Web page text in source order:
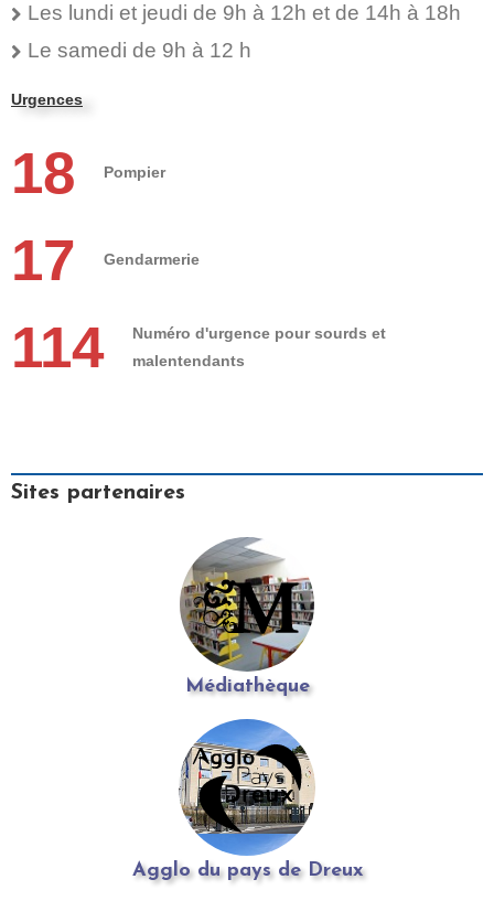
Les lundi et jeudi de 9h à 12h et de 14h à 18h
Le samedi de 9h à 12 h
Urgences
18 Pompier
17 Gendarmerie
114
Numéro d'urgence pour sourds et
malentendants
Sites partenaires
Médiathèque
Agglo du pays de Dreux